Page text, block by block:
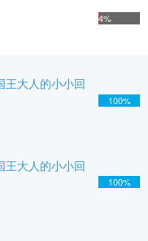
4%
王大人的小小回
100%
王大人的小小回
100%